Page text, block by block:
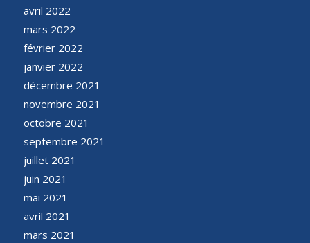
avril 2022
mars 2022
février 2022
janvier 2022
décembre 2021
novembre 2021
octobre 2021
septembre 2021
juillet 2021
juin 2021
mai 2021
avril 2021
mars 2021